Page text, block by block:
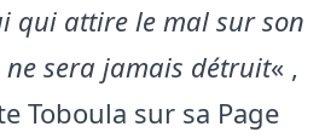
qui attire le mal sur son
ne sera jamais détruit« ,
Toboula sur sa Page